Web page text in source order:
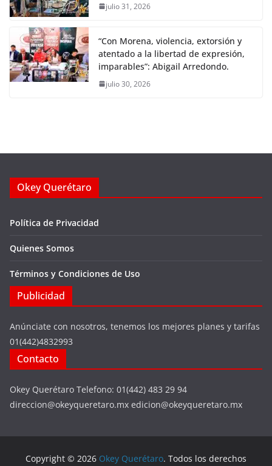
julio 31, 2026
“Con Morena, violencia, extorsión y
atentado a la libertad de expresión,
imparables”: Abigail Arredondo.
julio 30, 2026
Okey Querétaro
Política de Privacidad
Quienes Somos
Términos y Condiciones de Uso
Publicidad
Anúnciate con nosotros, tenemos los mejores planes y tarifas
01(442)4832993
Contacto
Okey Querétaro Telefono: 01(442) 483 29 94
direccion@okeyqueretaro.mx edicion@okeyqueretaro.mx
Copyright © 2026 Okey Querétaro. Todos los derechos